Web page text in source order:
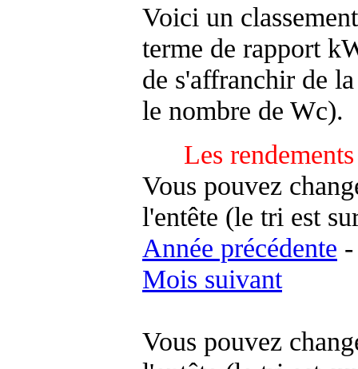
Voici un
terme de rapport
de s'affranchir de
le nombre de Wc).
Les
Vous pouvez
l'entête (le tri est
Année précédente -
Mois suivant
Vous pouvez